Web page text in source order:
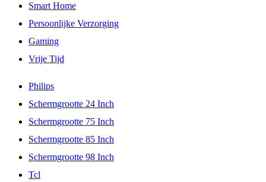
Smart Home
Persoonlijke Verzorging
Gaming
Vrije Tijd
Philips
Schermgrootte 24 Inch
Schermgrootte 75 Inch
Schermgrootte 85 Inch
Schermgrootte 98 Inch
Tcl